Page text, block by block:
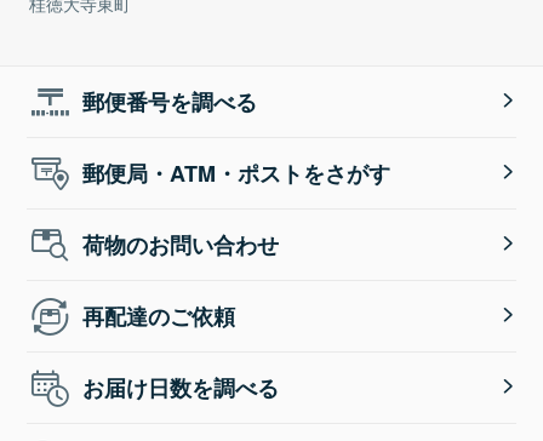
郵便番号を調べる
郵便局・ATM・ポストをさがす
荷物のお問い合わせ
再配達のご依頼
お届け日数を調べる